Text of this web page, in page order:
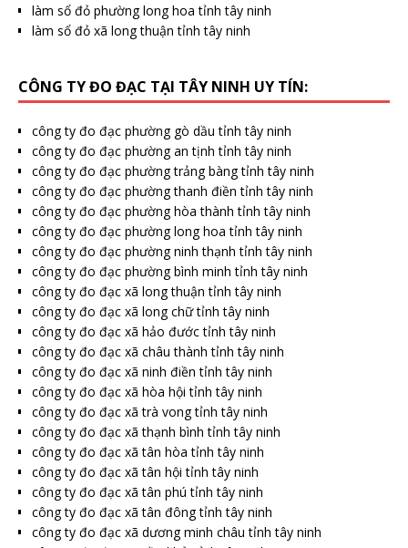
làm sổ đỏ phường long hoa tỉnh tây ninh
làm sổ đỏ xã long thuận tỉnh tây ninh
CÔNG TY ĐO ĐẠC TẠI TÂY NINH UY TÍN:
công ty đo đạc phường gò dầu tỉnh tây ninh
công ty đo đạc phường an tịnh tỉnh tây ninh
công ty đo đạc phường trảng bàng tỉnh tây ninh
công ty đo đạc phường thanh điền tỉnh tây ninh
công ty đo đạc phường hòa thành tỉnh tây ninh
công ty đo đạc phường long hoa tỉnh tây ninh
công ty đo đạc phường ninh thạnh tỉnh tây ninh
công ty đo đạc phường bình minh tỉnh tây ninh
công ty đo đạc xã long thuận tỉnh tây ninh
công ty đo đạc xã long chữ tỉnh tây ninh
công ty đo đạc xã hảo đước tỉnh tây ninh
công ty đo đạc xã châu thành tỉnh tây ninh
công ty đo đạc xã ninh điền tỉnh tây ninh
công ty đo đạc xã hòa hội tỉnh tây ninh
công ty đo đạc xã trà vong tỉnh tây ninh
công ty đo đạc xã thạnh bình tỉnh tây ninh
công ty đo đạc xã tân hòa tỉnh tây ninh
công ty đo đạc xã tân hội tỉnh tây ninh
công ty đo đạc xã tân phú tỉnh tây ninh
công ty đo đạc xã tân đông tỉnh tây ninh
công ty đo đạc xã dương minh châu tỉnh tây ninh